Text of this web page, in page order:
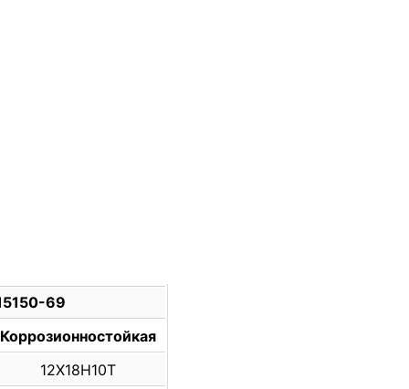
69
Коррозионностойкая
12Х18Н10Т